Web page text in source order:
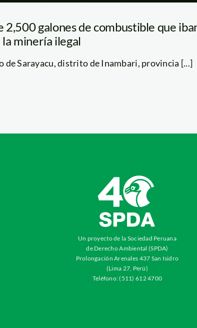
2,500 galones de combustible que
la minería ilegal
de Sarayacu, distrito de Inambari, provincia [...]
Un proyecto de la Sociedad Peruana
de Derecho Ambiental (SPDA)
Prolongación Arenales 437 San Isidro
(Lima 27, Perú)
Teléfono: (511) 612 4700